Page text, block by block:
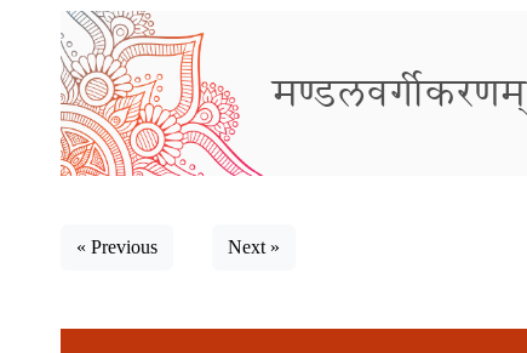
मण्डलवर्गीकरणम्
« Previous Next »